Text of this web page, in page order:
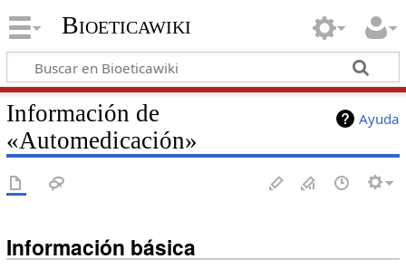
Bioeticawiki
Ayuda
Información de
«Automedicación»
Información básica